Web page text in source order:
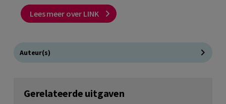
Lees meer over LINK
Auteur(s)
Gerelateerde uitgaven